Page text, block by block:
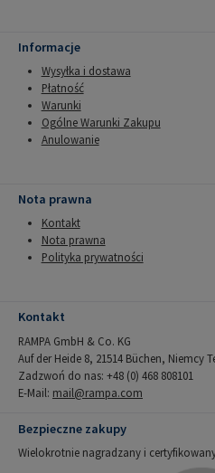
Informacje
Wysyłka i dostawa
Płatność
Warunki
Ogólne Warunki Zakupu
Anulowanie
Nota prawna
Kontakt
Nota prawna
Polityka prywatności
Kontakt
RAMPA GmbH & Co. KG
Auf der Heide 8, 21514 Büchen, Niemcy
Zadzwoń do nas: +48 (0) 468 808101
E-Mail: mail@rampa.com
Bezpieczne zakupy
Wielokrotnie nagradzany i